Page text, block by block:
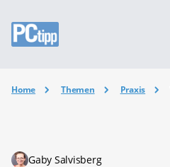
Home Themen Praxis
Gaby Salvisberg